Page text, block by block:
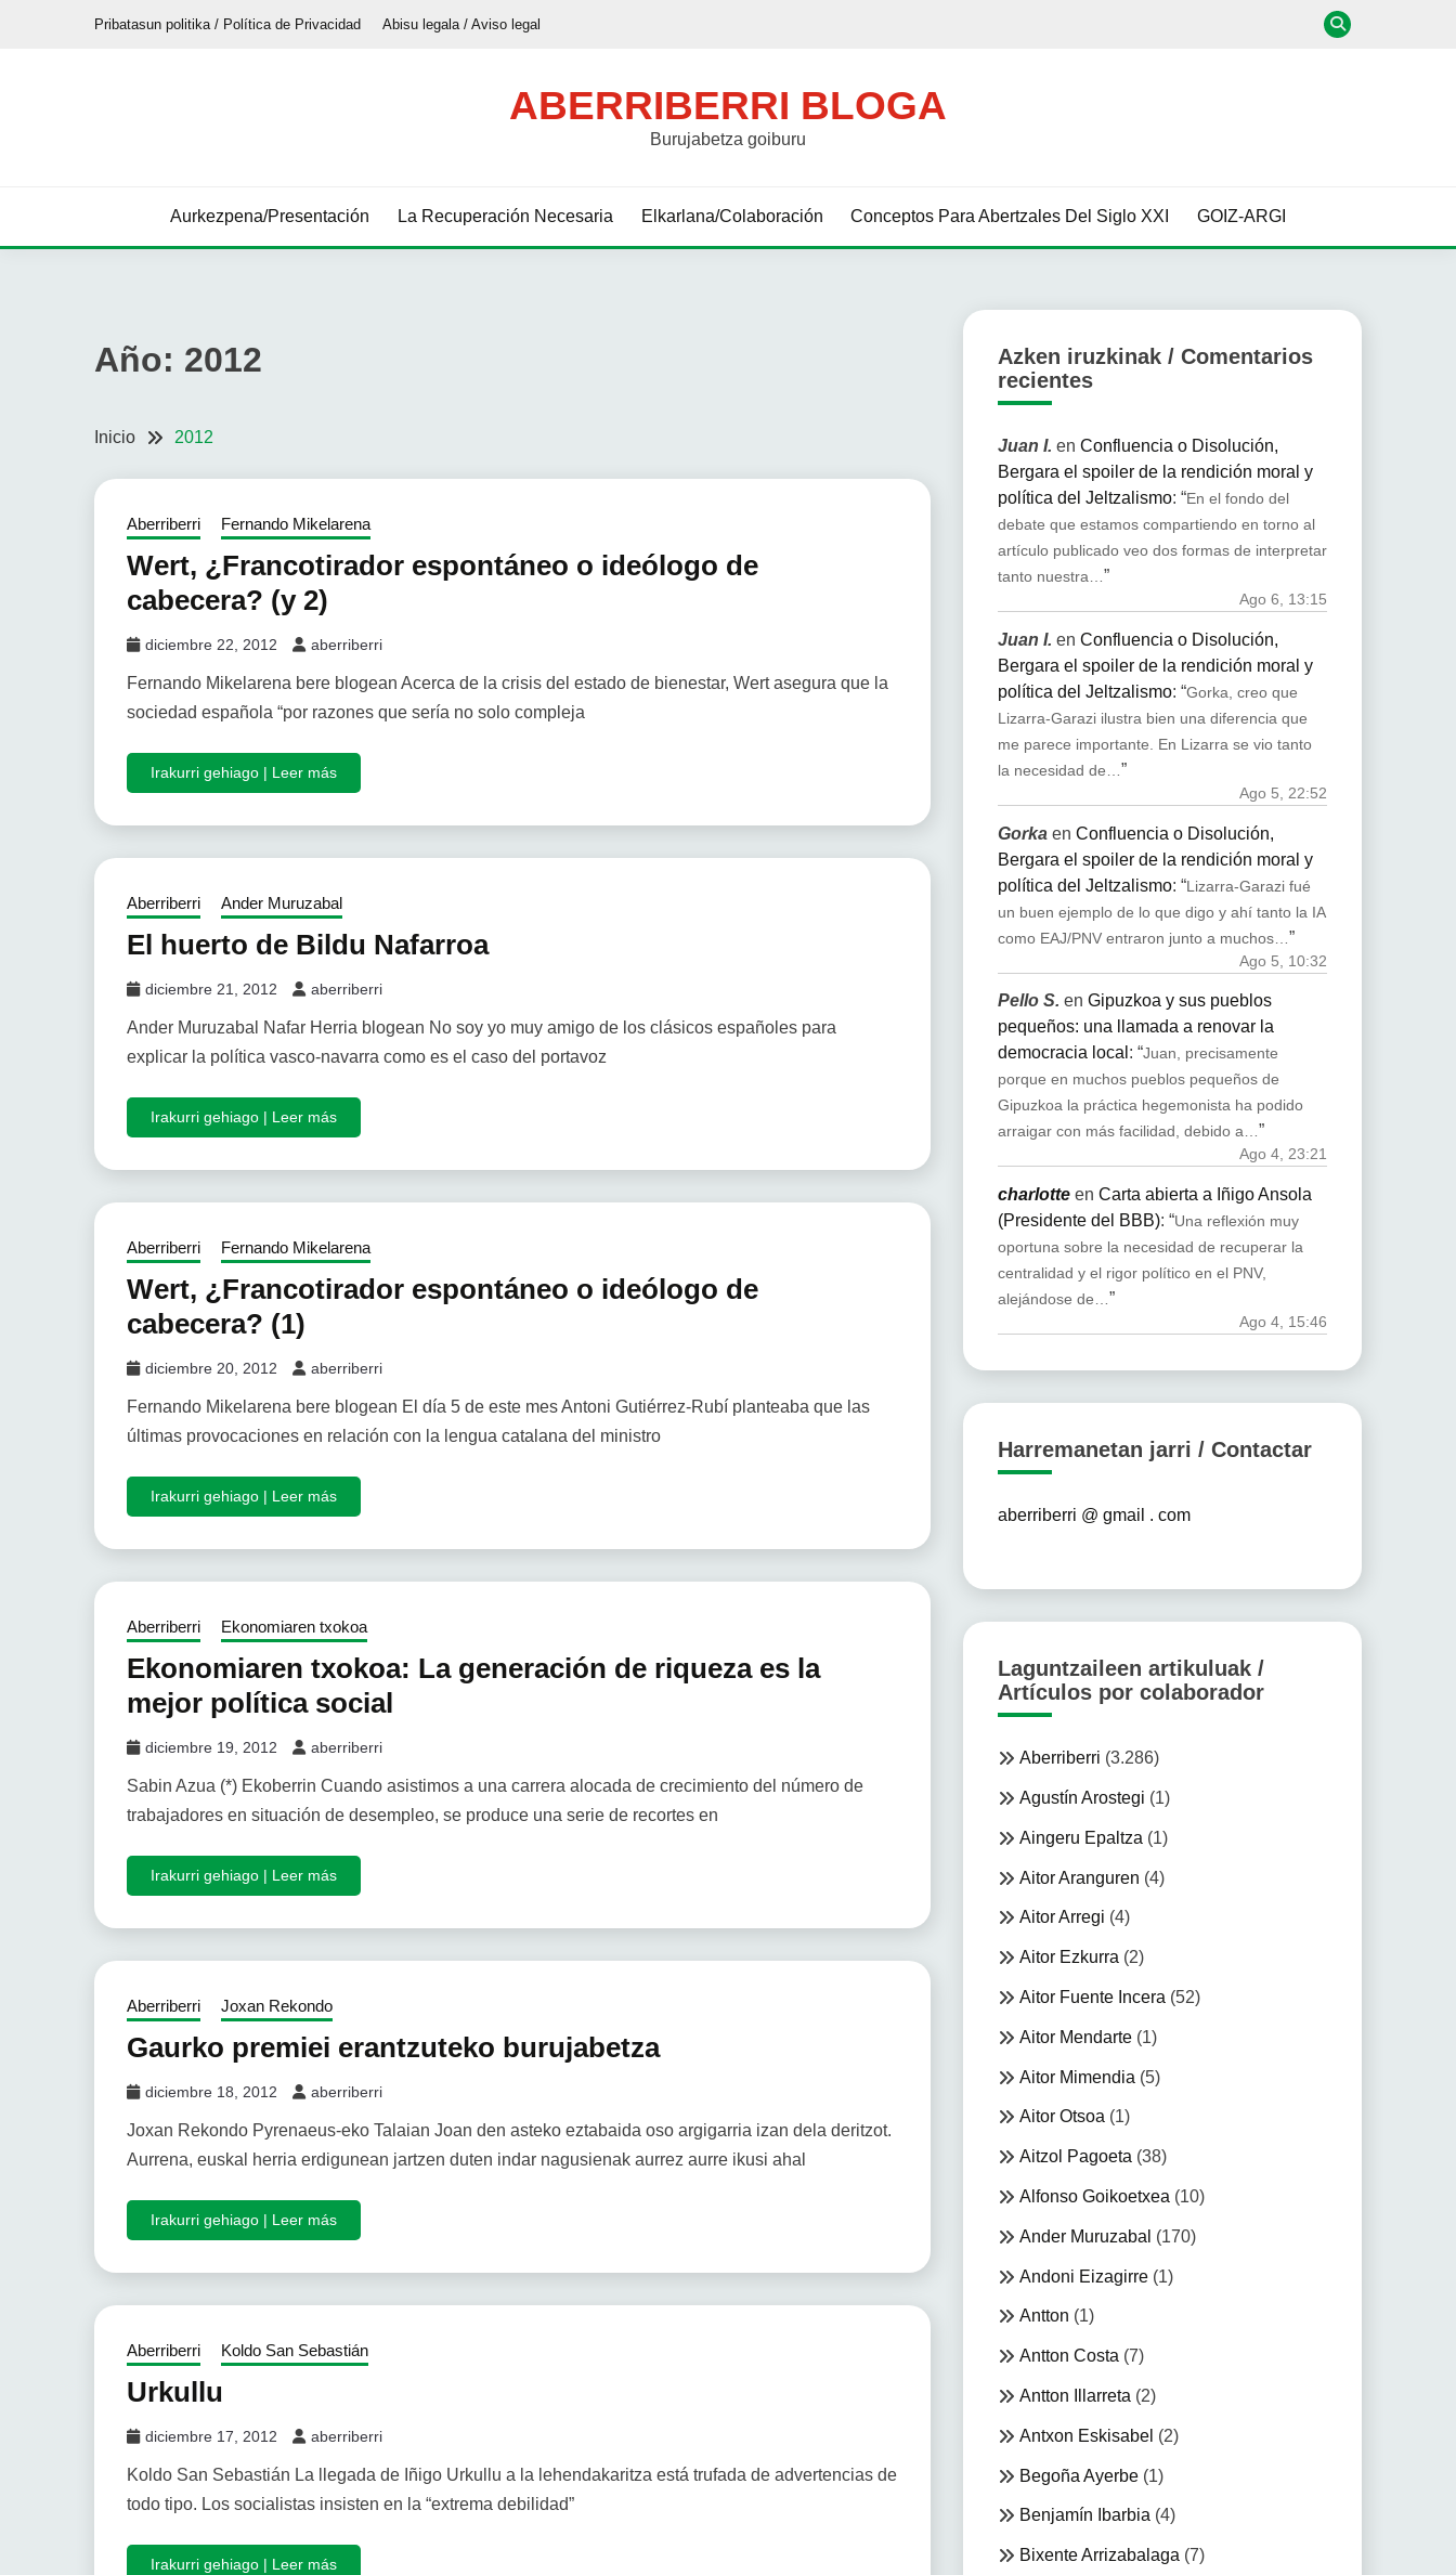
Pribatasun politika / Política de Privacidad Abisu legala / Aviso legal
ABERRIBERRI BLOGA
Burujabetza goiburu
Aurkezpena/Presentación La Recuperación Necesaria Elkarlana/Colaboración Conceptos Para Abertzales Del Siglo XXI GOIZ-ARGI
Año: 2012
Inicio 2012
Aberriberri Fernando Mikelarena
Wert, ¿Francotirador espontáneo o ideólogo de
cabecera? (y 2)
diciembre 22, 2012 aberriberri
Fernando Mikelarena bere blogean Acerca de la crisis del estado de bienestar, Wert asegura que la
sociedad española “por razones que sería no solo compleja
Irakurri gehiago | Leer más
Aberriberri Ander Muruzabal
El huerto de Bildu Nafarroa
diciembre 21, 2012 aberriberri
Ander Muruzabal Nafar Herria blogean No soy yo muy amigo de los clásicos españoles para
explicar la política vasco-navarra como es el caso del portavoz
Irakurri gehiago | Leer más
Aberriberri Fernando Mikelarena
Wert, ¿Francotirador espontáneo o ideólogo de
cabecera? (1)
diciembre 20, 2012 aberriberri
Fernando Mikelarena bere blogean El día 5 de este mes Antoni Gutiérrez-Rubí planteaba que las
últimas provocaciones en relación con la lengua catalana del ministro
Irakurri gehiago | Leer más
Aberriberri Ekonomiaren txokoa
Ekonomiaren txokoa: La generación de riqueza es la
mejor política social
diciembre 19, 2012 aberriberri
Sabin Azua (*) Ekoberrin Cuando asistimos a una carrera alocada de crecimiento del número de
trabajadores en situación de desempleo, se produce una serie de recortes en
Irakurri gehiago | Leer más
Aberriberri Joxan Rekondo
Gaurko premiei erantzuteko burujabetza
diciembre 18, 2012 aberriberri
Joxan Rekondo Pyrenaeus-eko Talaian Joan den asteko eztabaida oso argigarria izan dela deritzot.
Aurrena, euskal herria erdigunean jartzen duten indar nagusienak aurrez aurre ikusi ahal
Irakurri gehiago | Leer más
Aberriberri Koldo San Sebastián
Urkullu
diciembre 17, 2012 aberriberri
Koldo San Sebastián La llegada de Iñigo Urkullu a la lehendakaritza está trufada de advertencias de
todo tipo. Los socialistas insisten en la “extrema debilidad”
Irakurri gehiago | Leer más
Azken iruzkinak / Comentarios
recientes
Juan I. en Confluencia o Disolución,
Bergara el spoiler de la rendición moral y
política del Jeltzalismo: “En el fondo del
debate que estamos compartiendo en torno al
artículo publicado veo dos formas de interpretar
tanto nuestra…”
Ago 6, 13:15
Juan I. en Confluencia o Disolución,
Bergara el spoiler de la rendición moral y
política del Jeltzalismo: “Gorka, creo que
Lizarra-Garazi ilustra bien una diferencia que
me parece importante. En Lizarra se vio tanto
la necesidad de… ”
Ago 5, 22:52
Gorkaen Confluencia o Disolución,
Bergara el spoiler de la rendición moral y
política del Jeltzalismo: “Lizarra-Garazi fué
un buen ejemplo de lo que digo y ahí tanto la IA
como EAJ/PNV entraron junto a muchos… ”
Ago 5, 10:32
Pello S. en Gipuzkoa y sus pueblos
pequeños: una llamada a renovar la
democracia local : “Juan, precisamente
porque en muchos pueblos pequeños de
Gipuzkoa la práctica hegemonista ha podido
arraigar con más facilidad, debido a…”
Ago 4, 23:21
charlotteen Carta abierta a Iñigo Ansola
(Presidente del BBB): “Una reflexión muy
oportuna sobre la necesidad de recuperar la
centralidad y el rigor político en el PNV,
alejándose de…”
Ago 4, 15:46
Harremanetan jarri / Contactar
aberriberri @ gmail . com
Laguntzaileen artikuluak /
Artículos por colaborador
Aberriberri (3.286)
Agustín Arostegi (1)
Aingeru Epaltza (1)
Aitor Aranguren (4)
Aitor Arregi (4)
Aitor Ezkurra (2)
Aitor Fuente Incera (52)
Aitor Mendarte(1)
Aitor Mimendia (5)
Aitor Otsoa (1)
Aitzol Pagoeta (38)
Alfonso Goikoetxea (10)
Ander Muruzabal (170)
Andoni Eizagirre(1)
Antton (1)
Antton Costa (7)
Antton Illarreta (2)
Antxon Eskisabel (2)
Begoña Ayerbe(1)
Benjamín Ibarbia (4)
Bixente Arrizabalaga (7)